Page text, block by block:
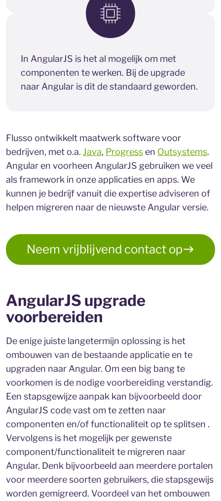
In AngularJS is het al mogelijk om met
componenten te werken. Bij de upgrade
naar Angular is dit de standaard geworden.
Flusso ontwikkelt maatwerk software voor
bedrijven, met o.a. Java, Progressen Outsystems.
Angular en voorheen AngularJS gebruiken we veel
als framework in onze applicaties en apps. We
kunnen je bedrijf vanuit die expertise adviseren of
helpen migreren naar de nieuwste Angular versie.
Neem vrijblijvend contact op
AngularJS upgrade
voorbereiden
De enige juiste langetermijn oplossing is het
ombouwen van de bestaande applicatie en te
upgraden naar Angular. Om een big bang te
voorkomen is de nodige voorbereiding verstandig.
Een stapsgewijze aanpak kan bijvoorbeeld door
AngularJS code vast om te zetten naar
componenten en/of functionaliteit op te splitsen .
Vervolgens is het mogelijk per gewenste
component/functionaliteit te migreren naar
Angular. Denk bijvoorbeeld aan meerdere portalen
voor meerdere soorten gebruikers, die stapsgewijs
worden gemigreerd. Voordeel van het ombouwen